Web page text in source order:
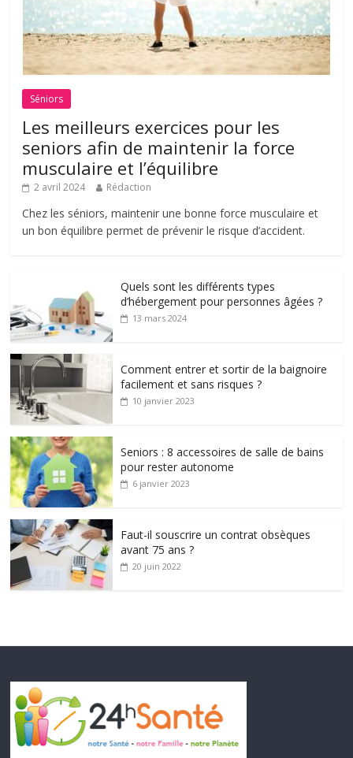
Séniors
Les meilleurs exercices pour les
seniors afin de maintenir la force
musculaire et l’équilibre
2 avril 2024 Rédaction
Chez les séniors, maintenir une bonne force musculaire et
un bon équilibre permet de prévenir le risque d’accident.
Quels sont les différents types
d’hébergement pour personnes âgées ?
13 mars 2024
Comment entrer et sortir de la baignoire
facilement et sans risques ?
10 janvier 2023
Seniors : 8 accessoires de salle de bains
pour rester autonome
6 janvier 2023
Faut-il souscrire un contrat obsèques
avant 75 ans ?
20 juin 2022